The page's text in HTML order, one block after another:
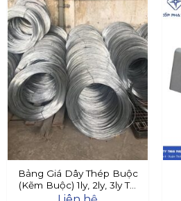
Bảng Giá Dây Thép Buộc
(Kẽm Buộc) 1ly, 2ly, 3ly Tại
Đây